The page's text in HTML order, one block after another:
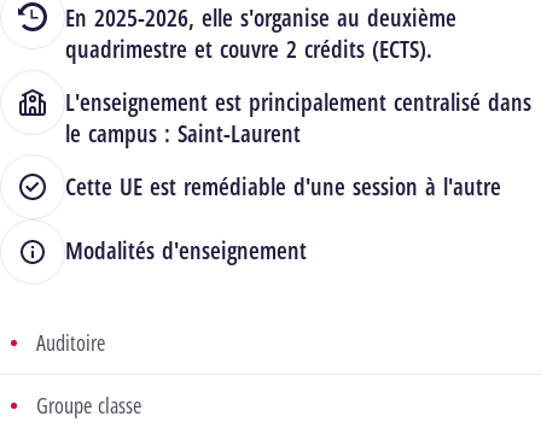
En 2025-2026, elle s'organise au deuxième
quadrimestre et couvre 2 crédits (ECTS).
L'enseignement est principalement centralisé dans
le campus : Saint-Laurent
Cette UE est remédiable d'une session à l'autre
Modalités d'enseignement
Auditoire
Groupe classe